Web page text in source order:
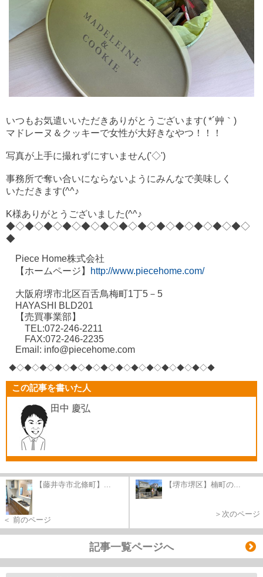
いつもお気遣いいただきありがとうございます( *´艸｀)
マドレーヌ＆クッキーで女性が大好きなやつ！！！
写真が上手に撮れずにすいません('◇')ゞ
事務所で奪い合いにならないようにみんなで美味しく
いただきます(^^♪
K様ありがとうございました(^^♪
◆◇◆◇◆◇◆◇◆◇◆◇◆◇◆◇◆◇◆◇◆◇◆◇◆◇
◆
Piece Home株式会社
【ホームページ】
http://www.piecehome.com/
大阪府堺市北区百舌鳥梅町1丁5－5
HAYASHI BLD201
【売買事業部】
TEL:072-246-2211
FAX:072-246-2235
Email: info@piecehome.com
◆◇◆◇◆◇◆◇◆◇◆◇◆◇◆◇◆◇◆◇◆◇◆◇◆◇◆
この記事を書いた人
田中 慶弘
【藤井寺市北條町】...
＜ 前のページ
【堺市堺区】楠町の...
＞次のページ
記事一覧ページへ